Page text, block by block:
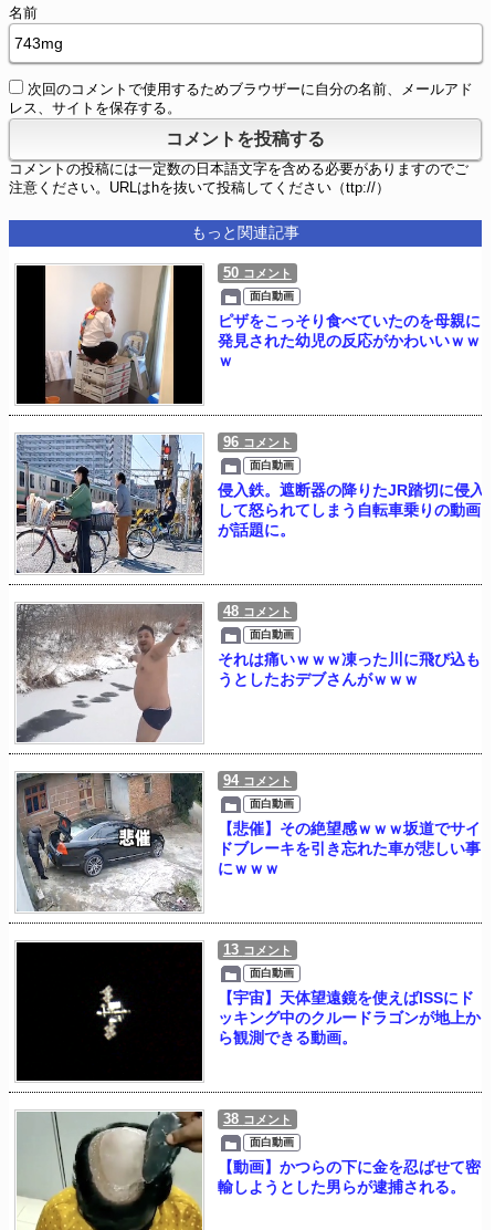
名前
次回のコメントで使用するためブラウザーに自分の名前、メールアド
レス、サイトを保存する。
コメントの投稿には一定数の日本語文字を含める必要がありますのでご
注意ください。URLはhを抜いて投稿してください（ttp://）
もっと関連記事
50 コメント
面白動画
ピザをこっそり食べていたのを母親に
発見された幼児の反応がかわいいｗｗ
ｗ
96 コメント
面白動画
侵入鉄。遮断器の降りたJR踏切に侵入
して怒られてしまう自転車乗りの動画
が話題に。
48 コメント
面白動画
それは痛いｗｗｗ凍った川に飛び込も
うとしたおデブさんがｗｗｗ
94 コメント
面白動画
【悲催】その絶望感ｗｗｗ坂道でサイ
ドブレーキを引き忘れた車が悲しい事
にｗｗｗ
13 コメント
面白動画
【宇宙】天体望遠鏡を使えばISSにド
ッキング中のクルードラゴンが地上か
ら観測できる動画。
38 コメント
面白動画
【動画】かつらの下に金を忍ばせて密
輸しようとした男らが逮捕される。